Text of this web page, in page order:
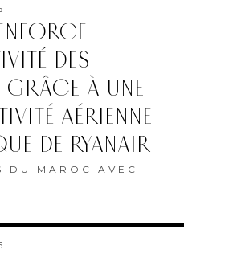
DES
À UNE
AÉRIENNE
DE RYANAIR
DU MAROC AVEC